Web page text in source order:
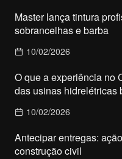
Master lança tintura
sobrancelhas e barba
10/02/2026
O que a experiência no
das usinas hidrelétricas
10/02/2026
Antecipar entregas:
construção civil